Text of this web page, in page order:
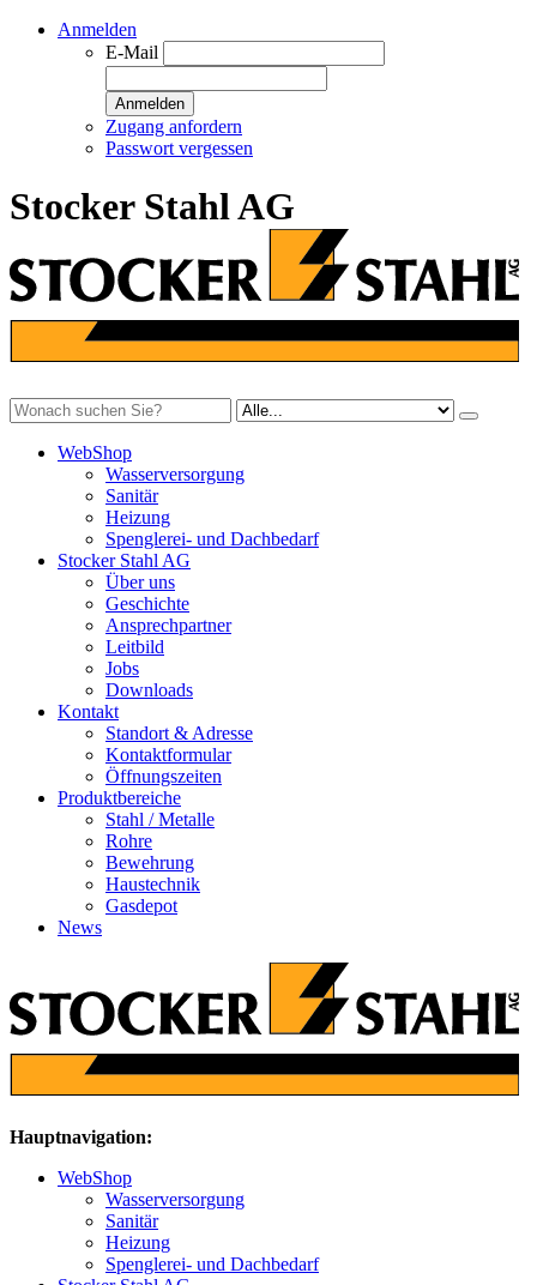
Anmelden
E-Mail
Anmelden
Zugang anfordern
Passwort vergessen
Stocker Stahl AG
WebShop
Wasserversorgung
Sanitär
Heizung
Spenglerei- und Dachbedarf
Stocker Stahl AG
Über uns
Geschichte
Ansprechpartner
Leitbild
Jobs
Downloads
Kontakt
Standort & Adresse
Kontaktformular
Öffnungszeiten
Produktbereiche
Stahl / Metalle
Rohre
Bewehrung
Haustechnik
Gasdepot
News
Hauptnavigation:
WebShop
Wasserversorgung
Sanitär
Heizung
Spenglerei- und Dachbedarf